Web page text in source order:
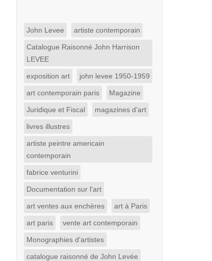
John Levee artiste contemporain
Catalogue Raisonné John Harrison
LEVEE
exposition art john levee 1950-1959
art contemporain paris Magazine
Juridique et Fiscal magazines d'art
livres illustres
artiste peintre americain
contemporain
fabrice venturini
Documentation sur l'art
art ventes aux enchères art à Paris
art paris vente art contemporain
Monographies d'artistes
catalogue raisonné de John Levée